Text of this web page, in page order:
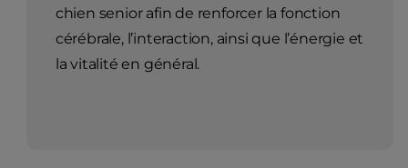
chien senior afin de renforcer la fonction
cérébrale, l’interaction, ainsi que l’énergie et
la vitalité en général.